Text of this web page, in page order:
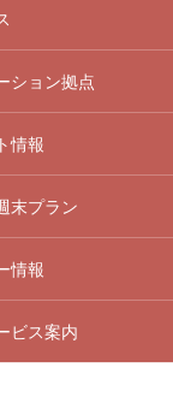
ション拠点
情報
末プラン
情報
ビス案内